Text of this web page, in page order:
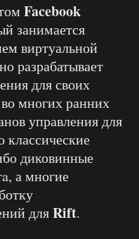
Facebook
занимается
виртуальной
разрабатывает
для своих
многих ранних
управления для
классические
диковинные
а многие
дляRift.